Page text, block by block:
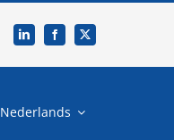
Nederlands